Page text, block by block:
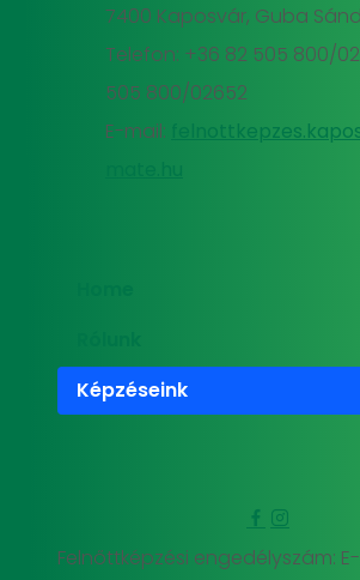
7400 Kaposvár, Guba
Telefon: +36 82 505 800/
505 800/02652
E-mail:
Képzéseink
Felnőttképzési engedélyszám: E-